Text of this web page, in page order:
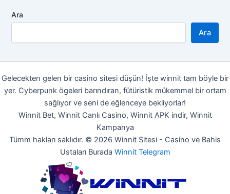
Ara
Ara
Gelecekten gelen bir casino sitesi düşün! İşte winnit tam böyle bir
yer. Cyberpunk ögeleri barındıran, fütüristik mükemmel bir ortam
sağlıyor ve seni de eğlenceye bekliyorlar!
Winnit Bet, Winnit Canlı Casino, Winnit APK indir, Winnit
Kampanya
Tümm hakları saklıdır. © 2026 Winnit Sitesi - Casino ve Bahis
Ustaları Burada Winnit Telegram